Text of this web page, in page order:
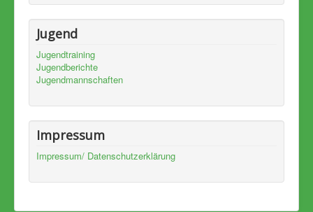
Jugend
Jugendtraining
Jugendberichte
Jugendmannschaften
Impressum
Impressum/ Datenschutzerklärung